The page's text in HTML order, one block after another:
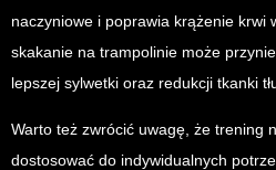
naczyniowe i poprawia krążenie krwi
skakanie na trampolinie może
lepszej sylwetki oraz redukcji tkanki
Warto też zwrócić uwagę, że trening
dostosować do indywidualnych